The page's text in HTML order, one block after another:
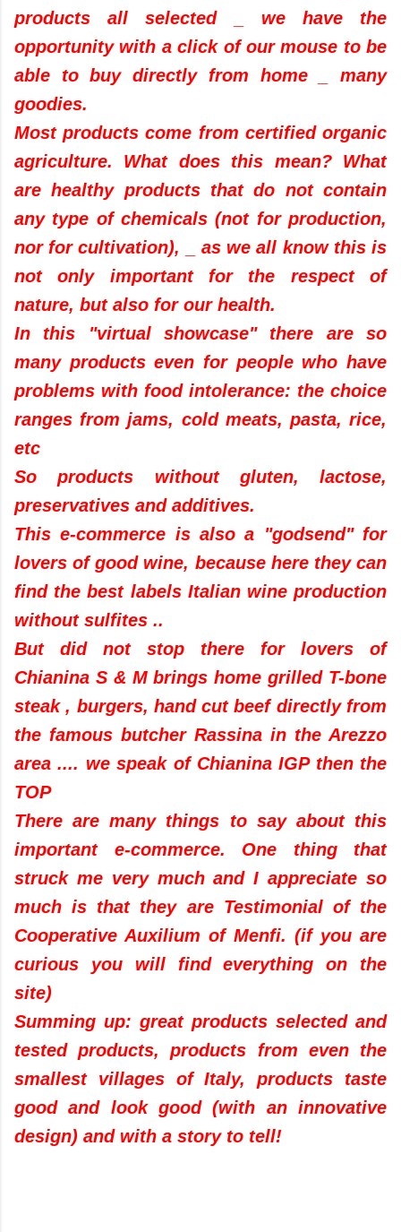
products all selected _ we have the
opportunity with a click of our mouse to be
able to buy directly from home _ many
goodies.
Most products come from certified organic
agriculture. What does this mean? What
are healthy products that do not contain
any type of chemicals (not for production,
nor for cultivation), _ as we all know this is
not only important for the respect of
nature, but also for our health.
In this "virtual showcase" there are so
many products even for people who have
problems with food intolerance: the choice
ranges from jams, cold meats, pasta, rice,
etc
So products without gluten, lactose,
preservatives and additives.
This e-commerce is also a "godsend" for
lovers of good wine, because here they can
find the best labels Italian wine production
without sulfites ..
But did not stop there for lovers of
Chianina S & M brings home grilled T-bone
steak , burgers, hand cut beef directly from
the famous butcher Rassina in the Arezzo
area .... we speak of Chianina IGP then the
TOP
There are many things to say about this
important e-commerce. One thing that
struck me very much and I appreciate so
much is that they are Testimonial of the
Cooperative Auxilium of Menfi. (if you are
curious you will find everything on the
site)
Summing up: great products selected and
tested products, products from even the
smallest villages of Italy, products taste
good and look good (with an innovative
design) and with a story to tell!